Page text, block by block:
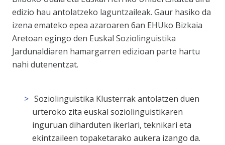
edizio hau antolatzeko laguntzaileak. Gaur hasiko da
izena emateko epea azaroaren 6an EHUko Bizkaia
Aretoan egingo den Euskal Soziolinguistika
Jardunaldiaren hamargarren edizioan parte hartu
nahi dutenentzat.
Soziolinguistika Klusterrak antolatzen duen
urteroko zita euskal soziolinguistikaren
inguruan diharduten ikerlari, teknikari eta
ekintzaileen topaketarako aukera izango da.